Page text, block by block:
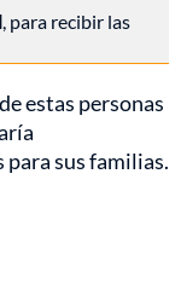
, para recibir las
estas personas
para sus familias.